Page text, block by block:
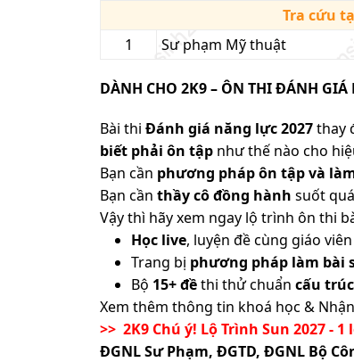
Tra cứu
1
Sư phạm Mỹ thuật
DÀNH CHO 2K9 – ÔN THI ĐÁNH GIÁ
Bài thi Đánh giá năng lực 2027thay
biết phải ôn tập như thế nào cho
Bạn cần phương pháp ôn tập và
Bạn cần thầy cô đồng hành suốt
Vậy thì hãy xem ngay lộ trình ôn thi
Học live, luyện đề cùng giáo viên
Trang bị phương pháp làm bài
Bộ 15+ đềthi thử chuẩn cấu
Xem thêm thông tin khoá học &
>> 2K9 Chú ý! Lộ Trình Sun 2027 -
ĐGNL Sư Phạm, ĐGTD, ĐGNL Bộ